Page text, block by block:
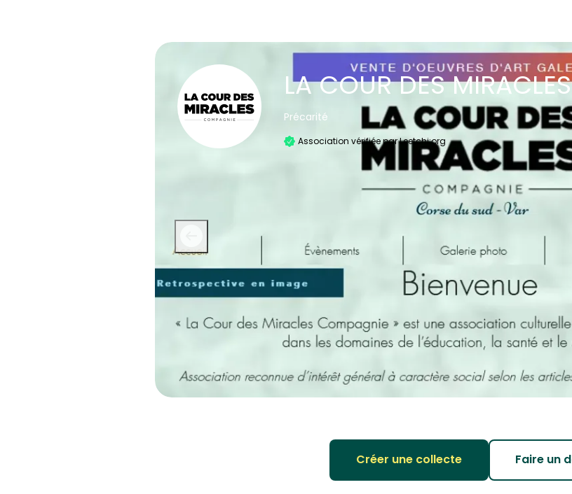
LA COUR DES
Précarité
Association vérifiée par Leetchi:org
Créer une collecte Faire un